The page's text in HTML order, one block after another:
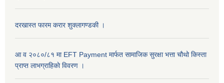
दरखास्त फारम करार शुक्लागण्डकी ।
आ व २०८०/८१ मा EFT Payment मार्फत सामाजिक सुरक्षा भत्ता चौथो किस्ता
प्राप्त लाभग्राहिकाे विवरण ।